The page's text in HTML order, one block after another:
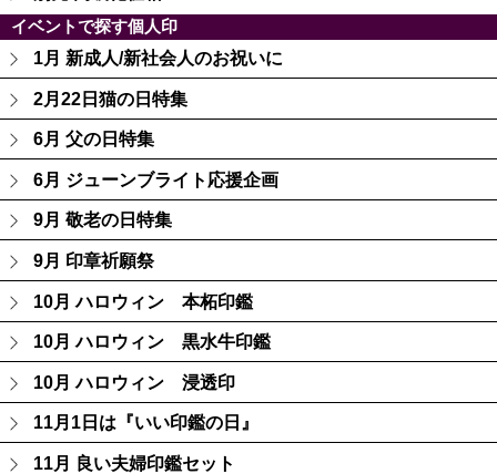
イベントで探す個人印
1月 新成人/新社会人のお祝いに
2月22日猫の日特集
6月 父の日特集
6月 ジューンブライト応援企画
9月 敬老の日特集
9月 印章祈願祭
10月 ハロウィン 本柘印鑑
10月 ハロウィン 黒水牛印鑑
10月 ハロウィン 浸透印
11月1日は『いい印鑑の日』
11月 良い夫婦印鑑セット